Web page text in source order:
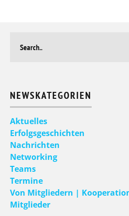
NEWSKATEGORIEN
Aktuelles
Erfolgsgeschichten
Nachrichten
Networking
Teams
Termine
Von Mitgliedern |
Mitglieder